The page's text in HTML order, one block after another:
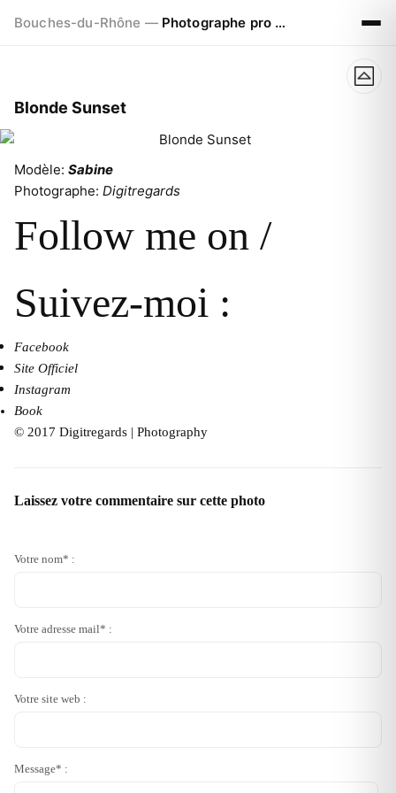
Bouches-du-Rhône — Photographe pro à Marseille - Aix - Avignon
Blonde Sunset
Modèle: Sabine
Photographe: Digitregards
Follow me on /
Suivez-moi :
Facebook
Site Officiel
Instagram
Book
© 2017 Digitregards | Photography
Laissez votre commentaire sur cette photo
Votre nom* :
Votre adresse mail* :
Votre site web :
Message* :